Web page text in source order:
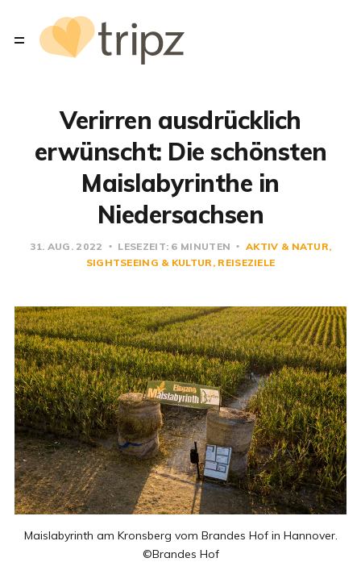
Verirren ausdrücklich
erwünscht: Die schönsten
Maislabyrinthe in
Niedersachsen
31. AUG. 2022 LESEZEIT: 6 MINUTEN
AKTIV & NATUR
SIGHTSEEING & KULTUR REISEZIELE
Maislabyrinth am Kronsberg vom Brandes Hof in Hannover.
©Brandes Hof